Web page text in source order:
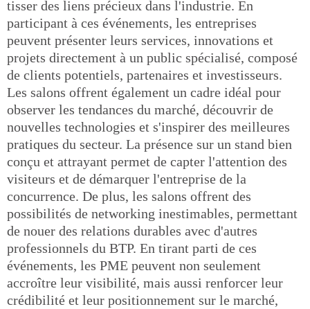
tisser des liens précieux dans l'industrie. En
participant à ces événements, les entreprises
peuvent présenter leurs services, innovations et
projets directement à un public spécialisé, composé
de clients potentiels, partenaires et investisseurs.
Les salons offrent également un cadre idéal pour
observer les tendances du marché, découvrir de
nouvelles technologies et s'inspirer des meilleures
pratiques du secteur. La présence sur un stand bien
conçu et attrayant permet de capter l'attention des
visiteurs et de démarquer l'entreprise de la
concurrence. De plus, les salons offrent des
possibilités de networking inestimables, permettant
de nouer des relations durables avec d'autres
professionnels du BTP. En tirant parti de ces
événements, les PME peuvent non seulement
accroître leur visibilité, mais aussi renforcer leur
crédibilité et leur positionnement sur le marché,